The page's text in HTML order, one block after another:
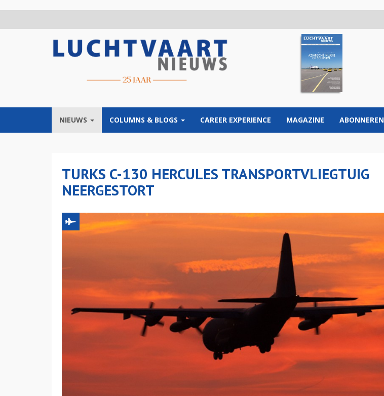
NIEUWS COLUMNS & BLOGS CAREER EXPERIENCE MAGAZINE ABONNEREN
TURKS C-130 HERCULES TRANSPORTVLIEGTUIG
NEERGESTORT